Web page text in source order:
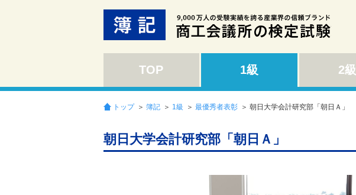
TOP 1級 2級
トップ ＞ 簿記 ＞ 1級 ＞ 最優秀者表彰 ＞ 朝日大学会計研究部「朝日Ａ」
朝日大学会計研究部「朝日Ａ」